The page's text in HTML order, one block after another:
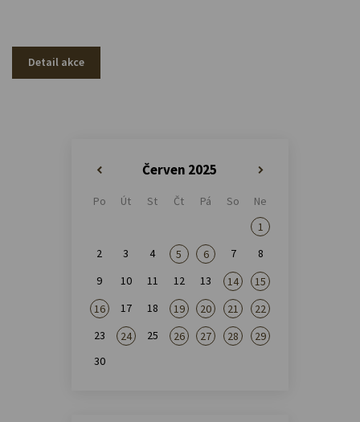
Detail akce
Červen 2025
Po Út St Čt Pá So
Ne
1
2
3 4 5 6 7
8
9
10 11 12 13 14
15
16
17 18 19 20 21
22
23
24 25 26 27 28
29
30